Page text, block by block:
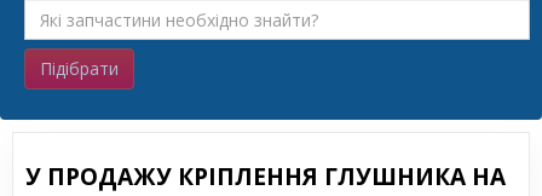
Підібрати
У ПРОДАЖУ КРІПЛЕННЯ ГЛУШНИКА НА